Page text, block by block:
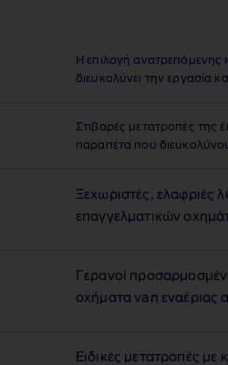
Η επιλογή ανατρεπόμενης
διευκολύνει την εργασία
Στιβαρές μετατροπές της
παραπέτα που
Ξεχωριστές, ελαφριές
επαγγελματικών
Γερανοί
οχήματα van εναέριας
Ειδικές μετατροπές